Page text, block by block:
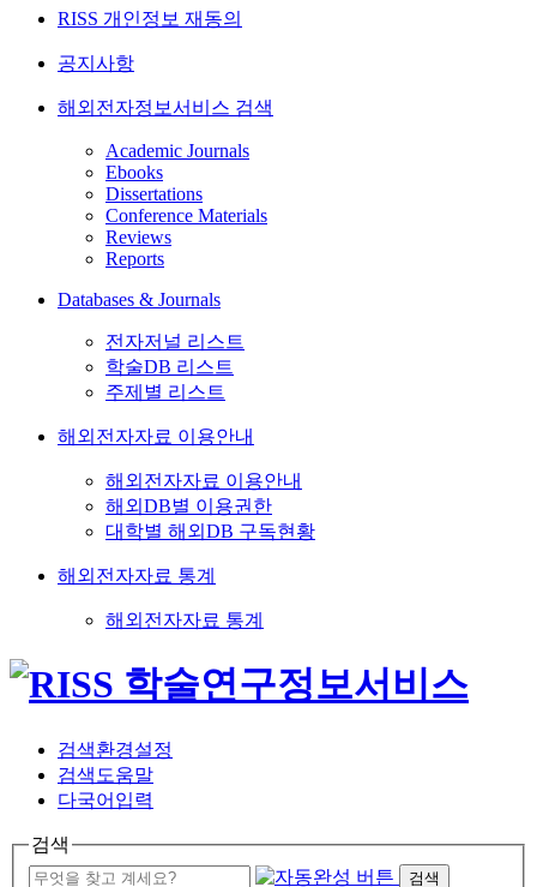
RISS 개인정보 재동의
공지사항
해외전자정보서비스 검색
Academic Journals
Ebooks
Dissertations
Conference Materials
Reviews
Reports
Databases & Journals
전자저널 리스트
학술DB 리스트
주제별 리스트
해외전자자료 이용안내
해외전자자료 이용안내
해외DB별 이용권한
대학별 해외DB 구독현황
해외전자자료 통계
해외전자자료 통계
검색환경설정
검색도움말
다국어입력
검색
검색